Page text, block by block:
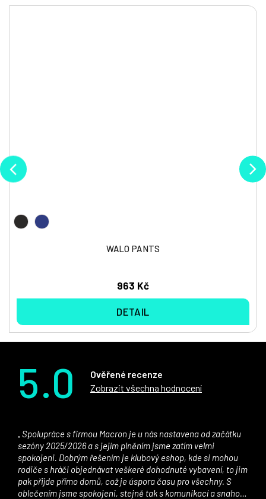
WALO PANTS
963 Kč
DETAIL
5.0
Ověřené recenze
Zobrazit všechna hodnocení
sezóny 2025/2026 a s jejím plněním jsme zatím velmi
spokojeni. Dobrým řešením je klubový eshop, kde si mohou
rodiče s hráči objednávat veškeré dohodnuté vybavení, to jim
pak přijde přímo domů, což je úspora času pro všechny. S
oblečením jsme spokojeni, stejně tak s komunikací a snahou